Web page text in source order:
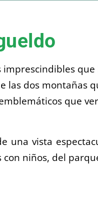
imprescindibles
las dos montañas
que
una vista
con niños, del